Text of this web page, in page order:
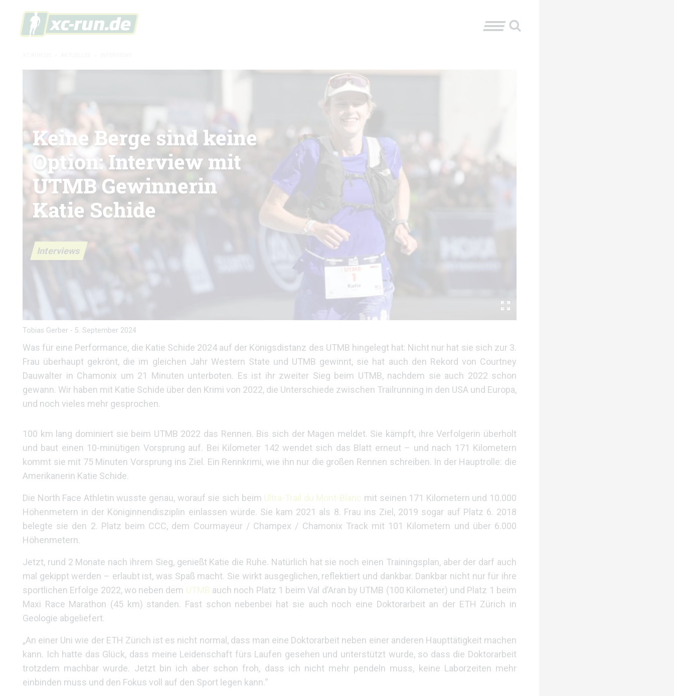
Interviews
Keine Berge sind keine
Option: Interview mit
UTMB Gewinnerin
Katie Schide
Tobias Gerber - 5. September 2024
Was für eine Performance, die Katie Schide 2024 auf der Königsdistanz des UTMB hingelegt hat: Nicht nur hat sie sich zur 3.
Frau überhaupt gekrönt, die im gleichen Jahr Western State und UTMB gewinnt, sie hat auch den Rekord von Courtney
Dauwalter in Chamonix um 21 Minuten unterboten. Es ist ihr zweiter Sieg beim UTMB, nachdem sie auch 2022 schon
gewann. Wir haben mit Katie Schide über den Krimi von 2022, die Unterschiede zwischen Trailrunning in den USA und Europa,
und noch vieles mehr gesprochen.
100 km lang dominiert sie beim UTMB 2022 das Rennen. Bis sich der Magen meldet. Sie kämpft, ihre Verfolgerin überholt
und baut einen 10-minütigen Vorsprung auf. Bei Kilometer 142 wendet sich das Blatt erneut – und nach 171 Kilometern
kommt sie mit 75 Minuten Vorsprung ins Ziel. Ein Rennkrimi, wie ihn nur die großen Rennen schreiben. In der Hauptrolle: die
Amerikanerin Katie Schide.
Die North Face Athletin wusste genau, worauf sie sich beim Ultra-Trail du Mont-Blanc mit seinen 171 Kilometern und 10.000
Höhenmetern in der Königinnendisziplin einlassen würde. Sie kam 2021 als 8. Frau ins Ziel, 2019 sogar auf Platz 6. 2018
belegte sie den 2. Platz beim CCC, dem Courmayeur / Champex / Chamonix Track mit 101 Kilometern und über 6.000
Höhenmetern.
Jetzt, rund 2 Monate nach ihrem Sieg, genießt Katie die Ruhe. Natürlich hat sie noch einen Trainingsplan, aber der darf auch
mal gekippt werden – erlaubt ist, was Spaß macht. Sie wirkt ausgeglichen, reflektiert und dankbar. Dankbar nicht nur für ihre
sportlichen Erfolge 2022, wo neben dem UTMB auch noch Platz 1 beim Val d’Aran by UTMB (100 Kilometer) und Platz 1 beim
Maxi Race Marathon (45 km) standen. Fast schon nebenbei hat sie auch noch eine Doktorarbeit an der ETH Zürich in
Geologie abgeliefert.
„An einer Uni wie der ETH Zürich ist es nicht normal, dass man eine Doktorarbeit neben einer anderen Haupttätigkeit machen
kann. Ich hatte das Glück, dass meine Leidenschaft fürs Laufen gesehen und unterstützt wurde, so dass die Doktorarbeit
trotzdem machbar wurde. Jetzt bin ich aber schon froh, dass ich nicht mehr pendeln muss, keine Laborzeiten mehr
einbinden muss und den Fokus voll auf den Sport legen kann.“